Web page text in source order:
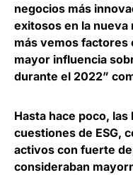
negocios más
exitosos en la nueva
más vemos factores
mayor influencia
durante el 2022”
Hasta hace poco,
cuestiones de ESG,
activos con fuerte
consideraban